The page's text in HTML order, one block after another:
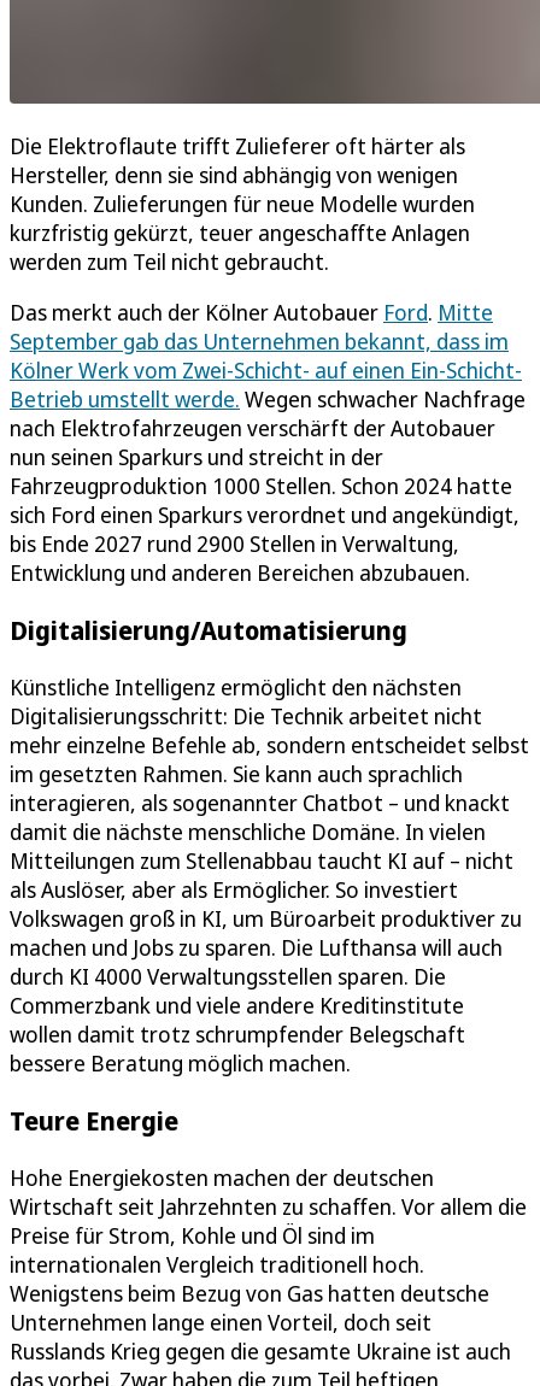
Die Elektroflaute trifft Zulieferer oft härter als
Hersteller, denn sie sind abhängig von wenigen
Kunden. Zulieferungen für neue Modelle wurden
kurzfristig gekürzt, teuer angeschaffte Anlagen
werden zum Teil nicht gebraucht.
Das merkt auch der Kölner Autobauer Ford. Mitte
September gab das Unternehmen bekannt, dass im
Kölner Werk vom Zwei-Schicht- auf einen Ein-Schicht-
Betrieb umstellt werde. Wegen schwacher Nachfrage
nach Elektrofahrzeugen verschärft der Autobauer
nun seinen Sparkurs und streicht in der
Fahrzeugproduktion 1000 Stellen. Schon 2024 hatte
sich Ford einen Sparkurs verordnet und angekündigt,
bis Ende 2027 rund 2900 Stellen in Verwaltung,
Entwicklung und anderen Bereichen abzubauen.
Digitalisierung/Automatisierung
Künstliche Intelligenz ermöglicht den nächsten
Digitalisierungsschritt: Die Technik arbeitet nicht
mehr einzelne Befehle ab, sondern entscheidet selbst
im gesetzten Rahmen. Sie kann auch sprachlich
interagieren, als sogenannter Chatbot – und knackt
damit die nächste menschliche Domäne. In vielen
Mitteilungen zum Stellenabbau taucht KI auf – nicht
als Auslöser, aber als Ermöglicher. So investiert
Volkswagen groß in KI, um Büroarbeit produktiver zu
machen und Jobs zu sparen. Die Lufthansa will auch
durch KI 4000 Verwaltungsstellen sparen. Die
Commerzbank und viele andere Kreditinstitute
wollen damit trotz schrumpfender Belegschaft
bessere Beratung möglich machen.
Teure Energie
Hohe Energiekosten machen der deutschen
Wirtschaft seit Jahrzehnten zu schaffen. Vor allem die
Preise für Strom, Kohle und Öl sind im
internationalen Vergleich traditionell hoch.
Wenigstens beim Bezug von Gas hatten deutsche
Unternehmen lange einen Vorteil, doch seit
Russlands Krieg gegen die gesamte Ukraine ist auch
das vorbei. Zwar haben die zum Teil heftigen